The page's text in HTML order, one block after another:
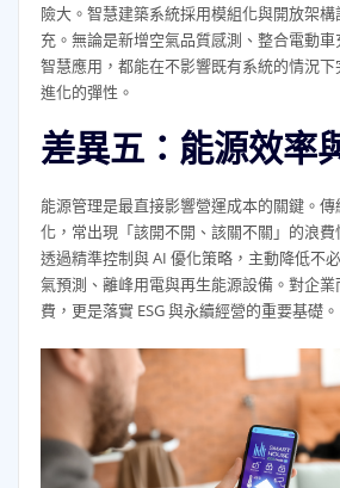
險大。智慧建築系統採用模組化與開放架
充。無論是新增空氣品質感測、整合電動
智慧應用，都能在不影響既有系統的情況
進化的彈性。
差異五：能源效率
能源管理是最直接影響營運成本的關鍵。傳
化，常出現「該開不開、該關不關」的浪
透過精準控制與 AI 優化策略，主動降低不
氣預測、離峰用電與再生能源設備。對企
費，更是落實 ESG 與永續經營的重要基礎。